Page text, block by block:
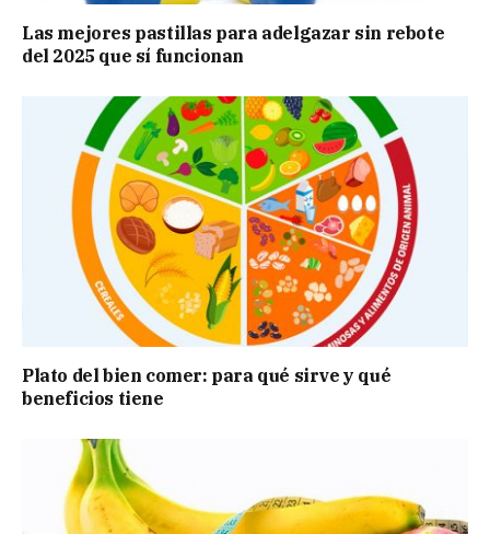
Las mejores pastillas para adelgazar sin rebote
del 2025 que sí funcionan
Plato del bien comer: para qué sirve y qué
beneficios tiene